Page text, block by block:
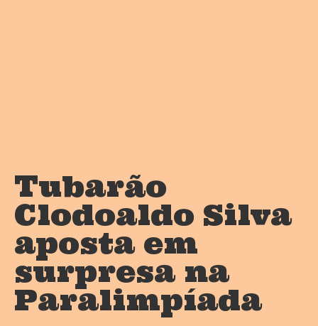
Tubarão
Clodoaldo Silva
aposta em
surpresa na
Paralimpíada